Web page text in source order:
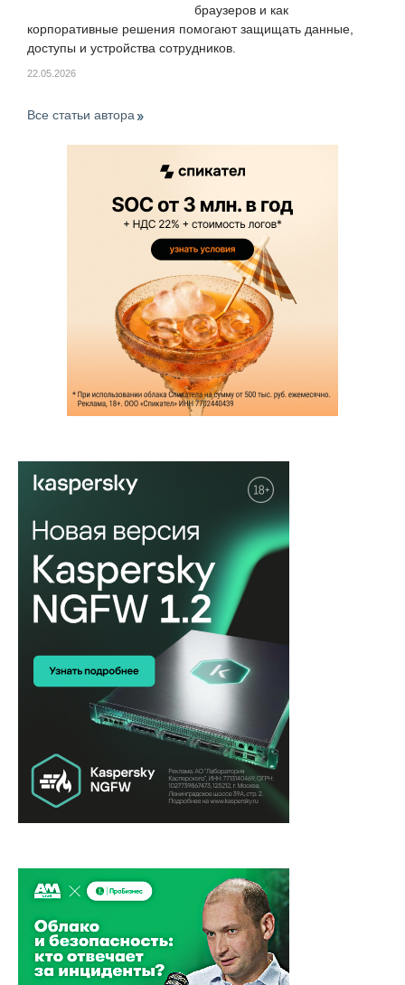
браузеров и как
корпоративные решения помогают защищать данные,
доступы и устройства сотрудников.
22.05.2026
Все статьи автора